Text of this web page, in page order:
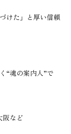
けた」と厚い信頼
“魂の案内人”で
阪など